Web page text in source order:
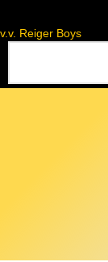
v.v. Reiger Boys